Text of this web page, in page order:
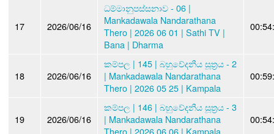
17 2026/06/16
ධම්මානුපස්සනාව - 06 |
Mankadawala Nandarathana
Thero | 2026 06 01 | Sathi TV |
Bana | Dharma
18 2026/06/16
කම්පල | 145 | බහුවේදනීය සූත්‍රය - 2
| Mankadawala Nandarathana
Thero | 2026 05 25 | Kampala
19 2026/06/16
කම්පල | 146 | බහුවේදනීය සූත්‍රය - 3
| Mankadawala Nandarathana
Thero | 2026 06 06 | Kampala